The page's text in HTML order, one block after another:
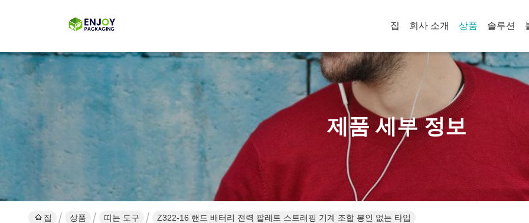
집 회사 소개 상품 솔루션
제품 세부 정보
집 상품 띠는 도구 Z322-16 핸드 배터리 전력 팔레트 스트래핑 기계 조합 봉인 없는 타입